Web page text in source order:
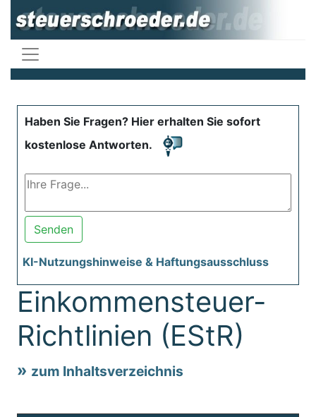
Haben Sie Fragen? Hier erhalten Sie sofort
kostenlose Antworten.
Senden
KI-Nutzungshinweise & Haftungsausschluss
Einkommensteuer-
Richtlinien (EStR)
zum Inhaltsverzeichnis